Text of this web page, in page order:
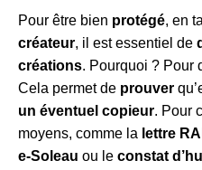
Pour être bien protégé, en
créateur, il est essentiel de
créations. Pourquoi ? Pour
Cela permet de prouver
un éventuel copieur. Pour
moyens, comme la lettre
e-Soleau ou le constat